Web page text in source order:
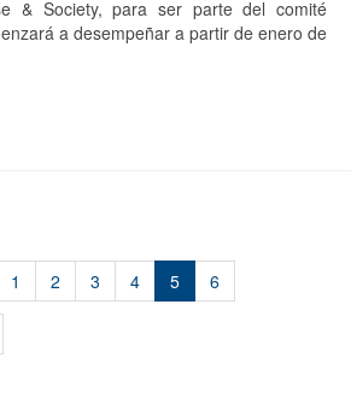
& Society, para ser parte del comité
a desempeñar a partir de enero de
1 2 3 4 5 6